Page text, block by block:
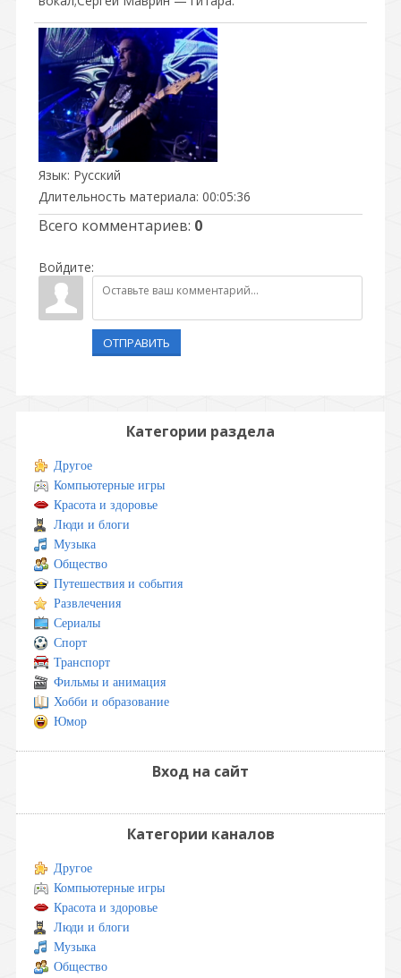
Язык: Русский
Длительность материала: 00:05:36
Всего комментариев: 0
Войдите:
ОТПРАВИТЬ
Категории раздела
Другое
Компьютерные игры
Красота и здоровье
Люди и блоги
Музыка
Общество
Путешествия и события
Развлечения
Сериалы
Спорт
Транспорт
Фильмы и анимация
Хобби и образование
Юмор
Вход на сайт
Категории каналов
Другое
Компьютерные игры
Красота и здоровье
Люди и блоги
Музыка
Общество